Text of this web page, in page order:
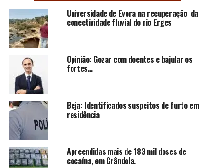
Universidade de Évora na recuperação da
conectividade fluvial do rio Erges
Opinião: Gozar com doentes e bajular os
fortes…
Beja: Identificados suspeitos de furto em
residência
Apreendidas mais de 183 mil doses de
cocaína, em Grândola.